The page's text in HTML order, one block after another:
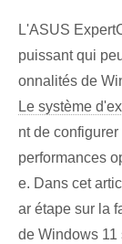
L'ASUS
puissant qui
onnalités de
Le système
nt de
performances
e. Dans cet
ar étape sur la
de Windows 11